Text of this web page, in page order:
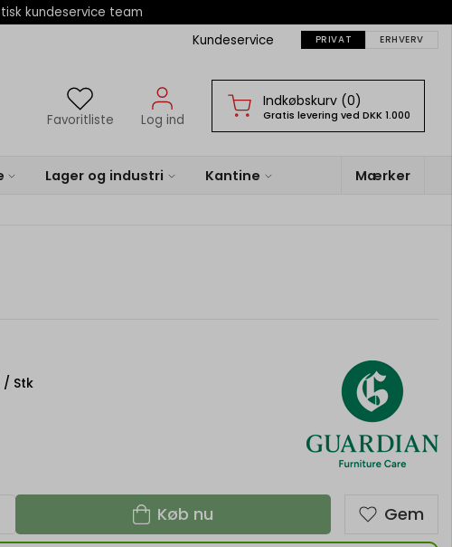
kundeservice team
Kundeservice PRIVAT ERHVERV
Favoritliste
Log ind
Indkøbskurv (0)
Gratis levering ved DKK 1.000
Lager og industri Kantine Mærker
/ Stk
Køb nu Gem